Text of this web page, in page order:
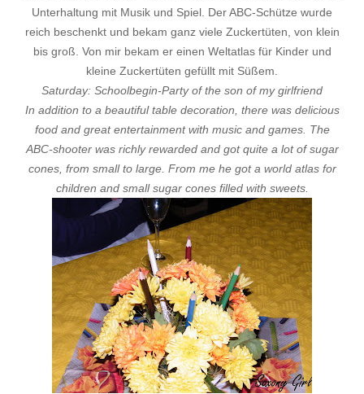
Unterhaltung mit Musik und Spiel. Der ABC-Schütze wurde
reich beschenkt und bekam ganz viele Zuckertüten, von klein
bis groß. Von mir bekam er einen Weltatlas für Kinder und
kleine Zuckertüten gefüllt mit Süßem.
Saturday: Schoolbegin-Party of the son of my girlfriend
In addition to a beautiful table decoration, there was delicious
food and great entertainment with music and games. The
ABC-shooter was richly rewarded and got quite a lot of sugar
cones, from small to large. From me he got a world atlas for
children and small sugar cones filled with sweets.